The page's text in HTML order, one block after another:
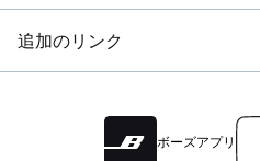
追加のリンク
ボーズアプリ